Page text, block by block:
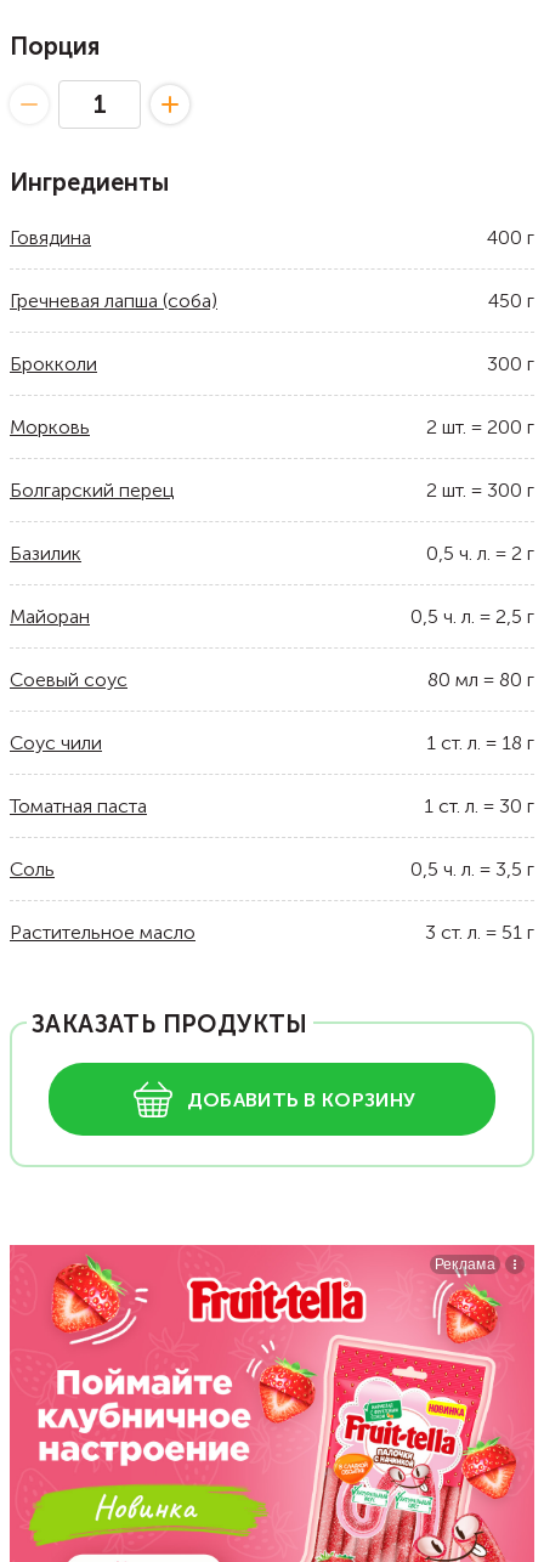
Порция
Ингредиенты
Говядина 400 г
Гречневая лапша (соба) 450 г
Брокколи 300 г
Морковь 2 шт. = 200 г
Болгарский перец 2 шт. = 300 г
Базилик 0,5 ч. л. = 2 г
Майоран 0,5 ч. л. = 2,5 г
Соевый соус 80 мл = 80 г
Соус чили 1 ст. л. = 18 г
Томатная паста 1 ст. л. = 30 г
Соль 0,5 ч. л. = 3,5 г
Растительное масло 3 ст. л. = 51 г
ЗАКАЗАТЬ ПРОДУКТЫ
ДОБАВИТЬ В КОРЗИНУ